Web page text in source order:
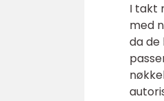
I takt
med
da de